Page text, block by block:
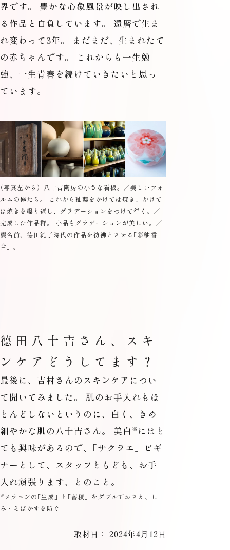
界です。 豊かな心象風景が映し出され
る作品と自負しています。 還暦で生ま
れ変わって3年。 まだまだ、生まれたて
の赤ちゃんです。 これからも一生勉
強、一生青春を続けていきたいと思っ
ています。
写真左から）八十吉陶房の小さな看板。／美しいフォ
ルムの器たち。 これから釉薬をかけては焼き、かけて
は焼きを繰り返し、グラデーションをつけて行く。／
完成した作品群。 小品もグラデーションが美しい。／
襲名前、德田純子時代の作品を彷彿とさせる「彩釉香
合」。
德田八十吉さん、スキ
ンケアどうしてます？
最後に、吉村さんのスキンケアについ
て聞いてみました。 肌のお手入れもほ
とんどしないというのに、白く、きめ
細やかな肌の八十吉さん。 美白 ※ にはと
ても興味があるので、 「サクラエ」ビギ
ナーとして、スタッフともども、お手
入れ頑張ります、とのこと。
※ メラニンの「生成」と「蓄積」をダブルでおさえ、し
み・そばかすを防ぐ
取材日： 2024年4月12日